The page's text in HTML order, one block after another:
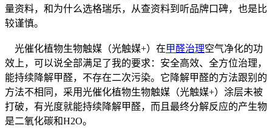
量资料，和为什么选格瑞乐，从查资料到听品牌口碑，也是比
较谨慎。
光催化植物生物触媒（光触媒+）在甲醛治理空气净化的功
效上，可以说全部满足了我的要求：安全高效、全方位治理，
能持续降解甲醛，不存在二次污染。它降解甲醛的方法跟别的
方法不相同，采用光催化植物生物触媒（光触媒+）涂层未被
打破，有光度就能持续降解甲醛，而且最终分解反应的产生物
是二氧化碳和H2O。